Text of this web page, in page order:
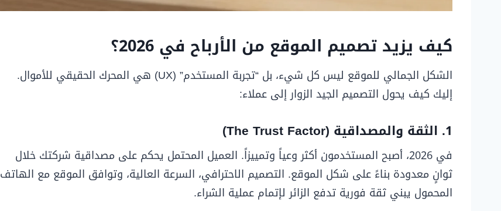
كيف يزيد تصميم الموقع من الأرباح في 2026؟
الشكل الجمالي للموقع ليس كل شيء، بل “تجربة المستخدم” (UX) هي المحرك الحقيقي للأموال.
إليك كيف يحول التصميم الجيد الزوار إلى عملاء:
1. الثقة والمصداقية (The Trust Factor)
في 2026، أصبح المستخدمون أكثر وعياً وتمييزاً. العميل المحتمل يحكم على مصداقية شركتك خلال
ثوانٍ معدودة بناءً على شكل الموقع. التصميم الاحترافي، السرعة العالية، وتوافق الموقع مع الهاتف
المحمول يبني ثقة فورية تدفع الزائر لإتمام عملية الشراء.